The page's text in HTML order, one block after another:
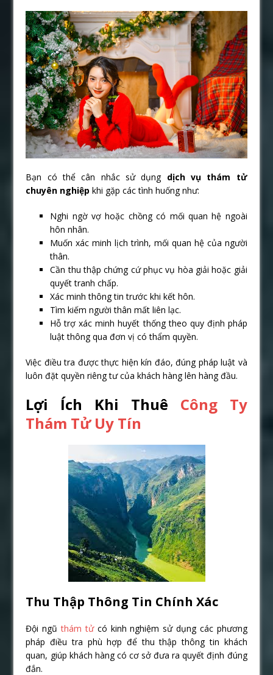
Bạn có thể cân nhắc sử dụng dịch vụ thám tử
chuyên nghiệp khi gặp các tình huống như:
Nghi ngờ vợ hoặc chồng có mối quan hệ ngoài
hôn nhân.
Muốn xác minh lịch trình, mối quan hệ của người
thân.
Cần thu thập chứng cứ phục vụ hòa giải hoặc giải
quyết tranh chấp.
Xác minh thông tin trước khi kết hôn.
Tìm kiếm người thân mất liên lạc.
Hỗ trợ xác minh huyết thống theo quy định pháp
luật thông qua đơn vị có thẩm quyền.
Việc điều tra được thực hiện kín đáo, đúng pháp luật và
luôn đặt quyền riêng tư của khách hàng lên hàng đầu.
Lợi Ích Khi Thuê Công Ty
Thám Tử Uy Tín
Thu Thập Thông Tin Chính Xác
Đội ngũthám tửcó kinh nghiệm sử dụng các phương
pháp điều tra phù hợp để thu thập thông tin khách
quan, giúp khách hàng có cơ sở đưa ra quyết định đúng
đắn.